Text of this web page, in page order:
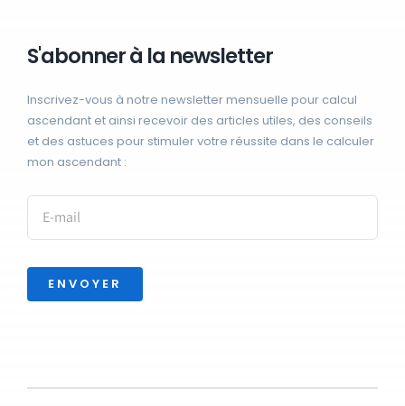
S'abonner à la newsletter
Inscrivez-vous à notre newsletter mensuelle pour calcul
ascendant et ainsi recevoir des articles utiles, des conseils
et des astuces pour stimuler votre réussite dans le calculer
mon ascendant :
ENVOYER